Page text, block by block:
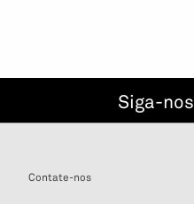
Siga-nos
Contate-nos